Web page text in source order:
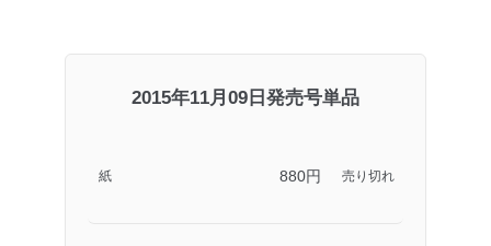
2015年11月09日発売号単品
紙 880円 売り切れ